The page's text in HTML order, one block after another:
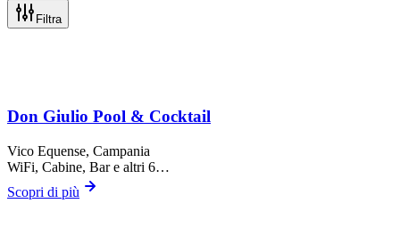
Filtra
Don Giulio Pool & Cocktail
Vico Equense, Campania
WiFi, Cabine, Bare altri 6…
Scopri di più